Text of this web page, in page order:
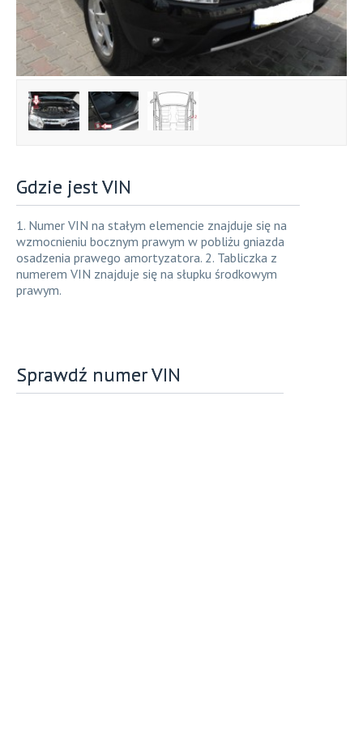
Gdzie jest VIN
1. Numer VIN na stałym elemencie znajduje się na
wzmocnieniu bocznym prawym w pobliżu gniazda
osadzenia prawego amortyzatora. 2. Tabliczka z
numerem VIN znajduje się na słupku środkowym
prawym.
Sprawdź numer VIN